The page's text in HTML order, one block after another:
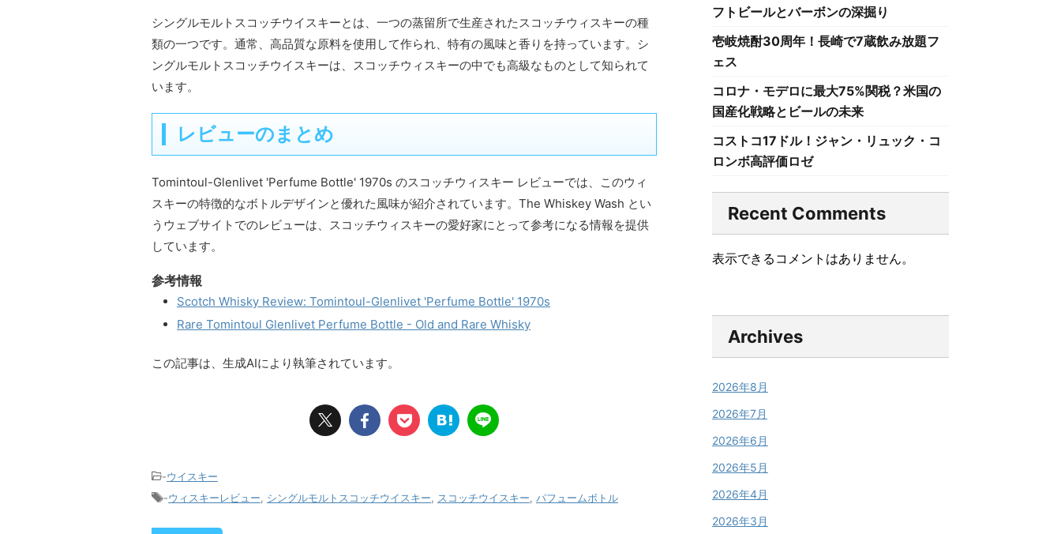
シングルモルトスコッチウイスキーとは、一つの蒸留所で生産されたスコッチウィスキーの種
類の一つです。通常、高品質な原料を使用して作られ、特有の風味と香りを持っています。シ
ングルモルトスコッチウイスキーは、スコッチウィスキーの中でも高級なものとして知られて
います。
レビューのまとめ
Tomintoul-Glenlivet 'Perfume Bottle' 1970s のスコッチウィスキー レビューでは、このウィ
スキーの特徴的なボトルデザインと優れた風味が紹介されています。The Whiskey Wash とい
うウェブサイトでのレビューは、スコッチウィスキーの愛好家にとって参考になる情報を提供
しています。
参考情報
Scotch Whisky Review: Tomintoul-Glenlivet 'Perfume Bottle' 1970s
Rare Tomintoul Glenlivet Perfume Bottle - Old and Rare Whisky
この記事は、生成AIにより執筆されています。
-ウイスキー
-ウィスキーレビュー, シングルモルトスコッチウイスキー, スコッチウイスキー, パフュームボトル
フトビールとバーボンの深掘り
壱岐焼酎30周年！長崎で7蔵飲み放題フ
ェス
コロナ・モデロに最大75%関税？米国の
国産化戦略とビールの未来
コストコ17ドル！ジャン・リュック・コ
ロンボ高評価ロゼ
Recent Comments
表示できるコメントはありません。
Archives
2026年8月
2026年7月
2026年6月
2026年5月
2026年4月
2026年3月